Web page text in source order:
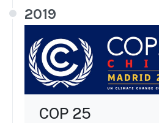
2019
COP 25